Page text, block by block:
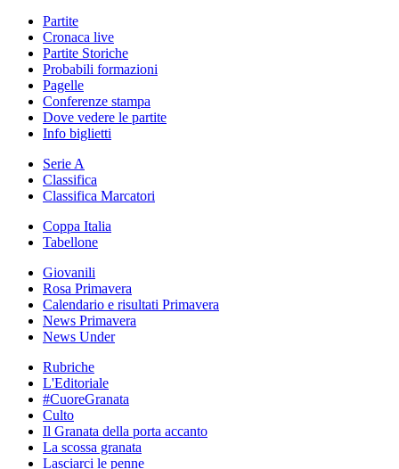
Partite
Cronaca live
Partite Storiche
Probabili formazioni
Pagelle
Conferenze stampa
Dove vedere le partite
Info biglietti
Serie A
Classifica
Classifica Marcatori
Coppa Italia
Tabellone
Giovanili
Rosa Primavera
Calendario e risultati Primavera
News Primavera
News Under
Rubriche
L'Editoriale
#CuoreGranata
Culto
Il Granata della porta accanto
La scossa granata
Lasciarci le penne